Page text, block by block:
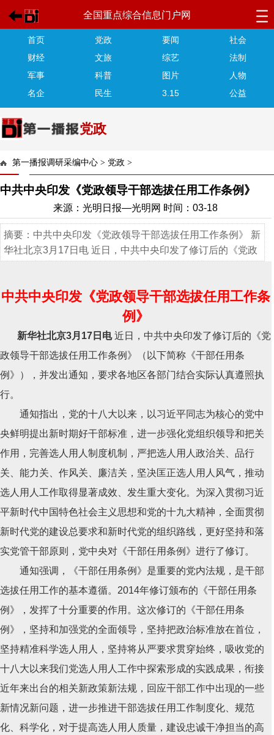
全国重点综合信息门户网
首页 党政 要闻
社会
财经
文旅 综艺
法制
军事
科普 图片
人物
名企
民生 3.15 公益
党政
第一播报调研采编中心 > 党政 >
中共中央印发《党政领导干部选拔任用工作条例》
来源：光明日报—光明网 时间：03-18
摘要：中共中央印发《党政领导干部选拔任用工作条例》 新
华社北京3月17日电 近日，中共中央印发了修订后的《党政
执行。 通知指出，党的十八大以来，以习近
中共中央印发《党政领导干部选拔任用工作条
例》
新华社北京3月17日电近日，中共中央印发了修订后的《党
政领导干部选拔任用工作条例》（以下简称《干部任用条
例》），并发出通知，要求各地区各部门结合实际认真遵照执
行。
通知指出，党的十八大以来，以习近平同志为核心的党中
央鲜明提出新时期好干部标准，进一步强化党组织领导和把关
作用，完善选人用人制度机制，严把选人用人政治关、品行
关、能力关、作风关、廉洁关，坚决匡正选人用人风气，推动
选人用人工作取得显著成效、发生重大变化。为深入贯彻习近
平新时代中国特色社会主义思想和党的十九大精神，全面贯彻
新时代党的建设总要求和新时代党的组织路线，更好坚持和落
实党管干部原则，党中央对《干部任用条例》进行了修订。
通知强调，《干部任用条例》是重要的党内法规，是干部
选拔任用工作的基本遵循。2014年修订颁布的《干部任用条
例》，发挥了十分重要的作用。这次修订的《干部任用条
例》，坚持和加强党的全面领导，坚持把政治标准放在首位，
坚持精准科学选人用人，坚持将从严要求贯穿始终，吸收党的
十八大以来我们党选人用人工作中探索形成的实践成果，衔接
近年来出台的相关新政策新法规，回应干部工作中出现的一些
新情况新问题，进一步推进干部选拔任用工作制度化、规范
化、科学化，对于提高选人用人质量，建设忠诚干净担当的高